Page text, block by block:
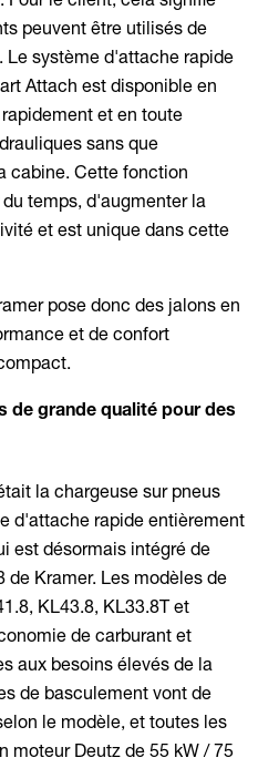
peuvent être utilisés de
Le système d'attache rapide
Attach est disponible en
et en toute
sans que
cabine. Cette fonction
temps, d'augmenter la
et est unique dans cette
pose donc des jalons en
et de confort
de grande qualité pour des
la chargeuse sur pneus
d'attache rapide entièrement
est désormais intégré de
de Kramer. Les modèles de
KL43.8, KL33.8T et
de carburant et
aux besoins élevés de la
de basculement vont de
le modèle, et toutes les
moteur Deutz de 55 kW / 75